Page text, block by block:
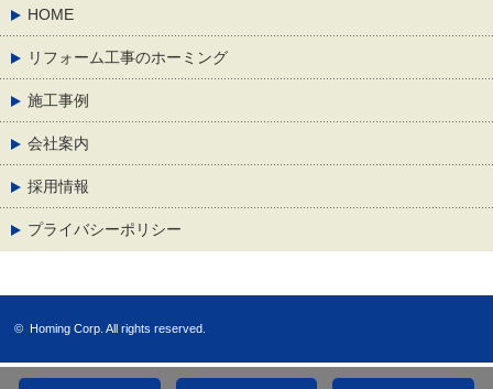
HOME
リフォーム工事のホーミング
施工事例
会社案内
採用情報
プライバシーポリシー
© Homing Corp. All rights reserved.